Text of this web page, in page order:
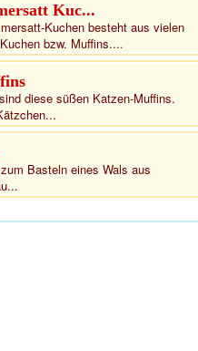
Kuc...
Kuchen besteht aus vielen
bzw. Muffins....
diese süßen Katzen-Muffins.
Basteln eines Wals aus